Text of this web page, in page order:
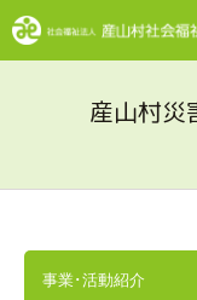
産山村災
事業･活動紹介